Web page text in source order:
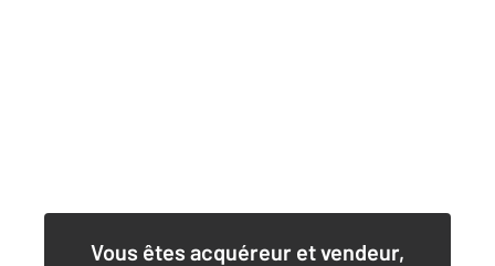
Vous êtes acquéreur et vendeur,